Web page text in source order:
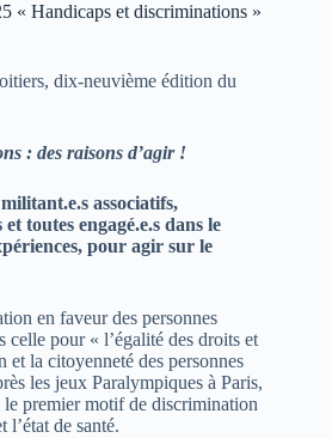
« Handicaps et discriminations »
dix-neuvième édition du
: des raisons d’agir !
associatifs,
toutes engagé.e.s dans le
pour agir sur le
en faveur des personnes
celle pour « l’égalité des droits et
et la citoyenneté des personnes
les jeux Paralympiques à Paris,
le premier motif de discrimination
l’état de santé.